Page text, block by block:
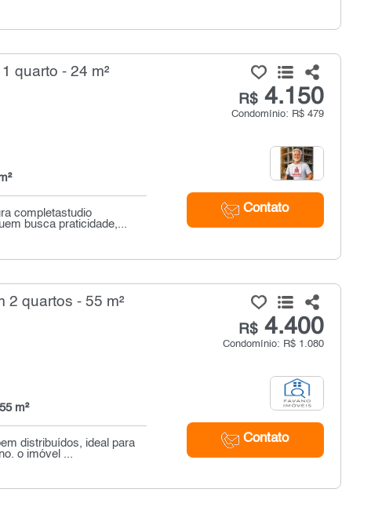
quarto - 24 m²
R$4.150
Condomínio: R$ 479
Contato
completastudio
busca praticidade,...
2 quartos - 55 m²
R$4.400
Condomínio: R$ 1.080
Contato
55 m²
distribuídos, ideal para
o imóvel ...